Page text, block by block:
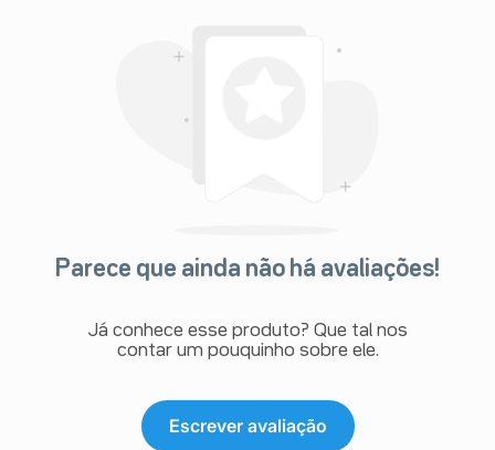
Parece que ainda não há avaliações!
Já conhece esse produto? Que tal nos
contar um pouquinho sobre ele.
Escrever avaliação